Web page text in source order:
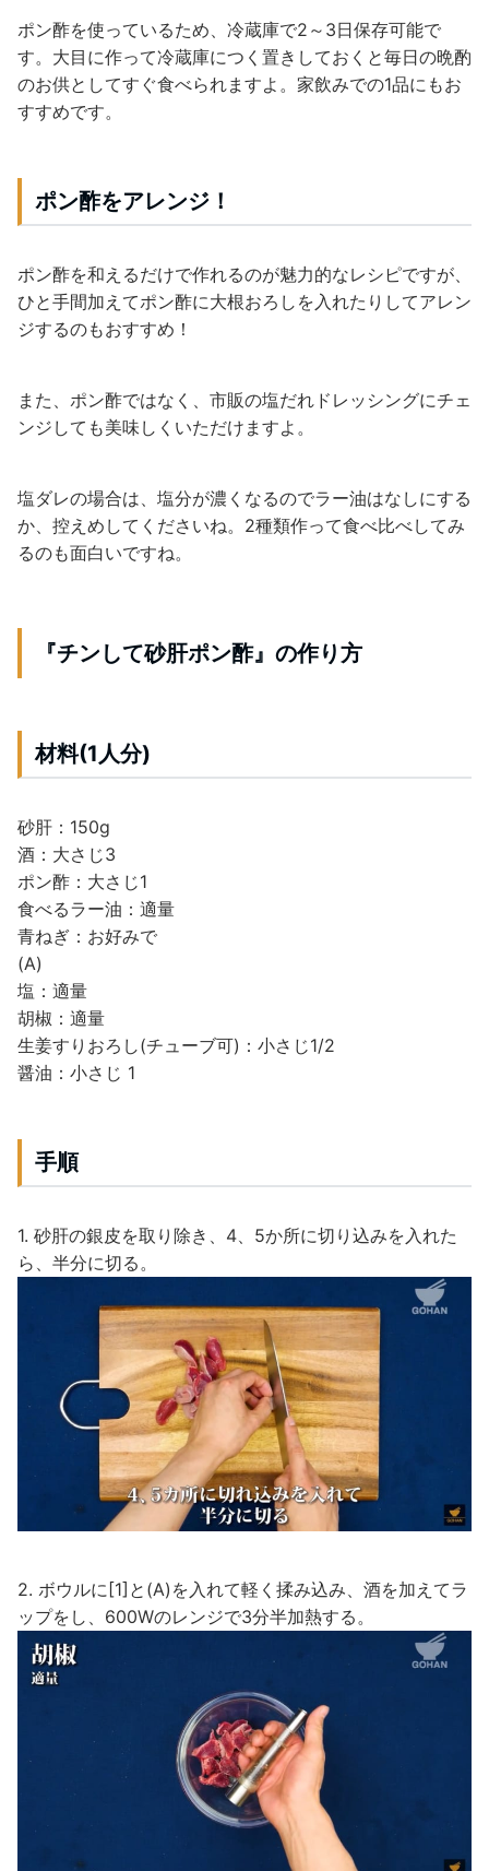
ポン酢を使っているため、冷蔵庫で2～3日保存可能で
す。大目に作って冷蔵庫につく置きしておくと毎日の晩酌
のお供としてすぐ食べられますよ。家飲みでの1品にもお
すすめです。
ポン酢をアレンジ！
ポン酢を和えるだけで作れるのが魅力的なレシピですが、
ひと手間加えてポン酢に大根おろしを入れたりしてアレン
ジするのもおすすめ！
また、ポン酢ではなく、市販の塩だれドレッシングにチェ
ンジしても美味しくいただけますよ。
塩ダレの場合は、塩分が濃くなるのでラー油はなしにする
か、控えめしてくださいね。2種類作って食べ比べしてみ
るのも面白いですね。
『チンして砂肝ポン酢』の作り方
材料(1人分)
砂肝：150g
酒：大さじ3
ポン酢：大さじ1
食べるラー油：適量
青ねぎ：お好みで
(A)
塩：適量
胡椒：適量
生姜すりおろし(チューブ可)：小さじ1/2
醤油：小さじ 1
手順
1. 砂肝の銀皮を取り除き、4、5か所に切り込みを入れた
ら、半分に切る。
2. ボウルに[1]と(A)を入れて軽く揉み込み、酒を加えてラ
ップをし、600Wのレンジで3分半加熱する。